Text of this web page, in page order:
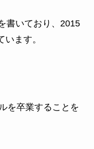
書いており、 2015
ます。
を卒業することを